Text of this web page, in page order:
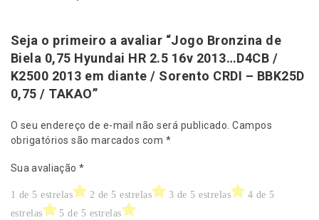
a
n
t
e
S
o
e
t
o
Seja o primeiro a avaliar “Jogo Bronzina de
Biela 0,75 Hyundai HR 2.5 16v 2013…D4CB /
K2500 2013 em diante / Sorento CRDI – BBK25D
0,75 / TAKAO”
O seu endereço de e-mail não será publicado. Campos
obrigatórios são marcados com *
Sua avaliação *
1 de 5 estrelas 2 de 5 estrelas 3 de 5 estrelas
4 de 5
estrelas
5 de 5 estrelas